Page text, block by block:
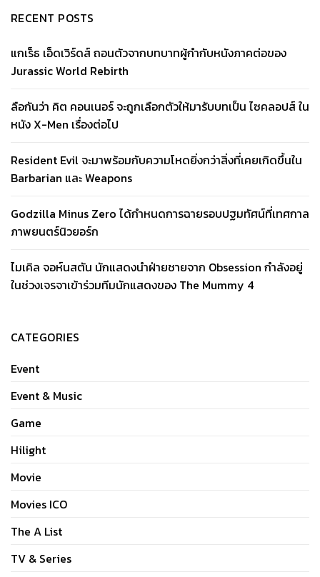
RECENT POSTS
แกเร็ธ เอ็ดเวิร์ดส์ ถอนตัวจากบทบาทผู้กำกับหนังภาคต่อของ
Jurassic World Rebirth
ลือกันว่า คิต คอนเนอร์ จะถูกเลือกตัวให้มารับบทเป็น ไซคลอปส์ ใน
หนัง X-Men เรื่องต่อไป
Resident Evil จะมาพร้อมกับความโหดยิ่งกว่าสิ่งที่เคยเกิดขึ้นใน
Barbarian และ Weapons
Godzilla Minus Zero ได้กำหนดการฉายรอบปฐมทัศน์ที่เทศกาล
ภาพยนตร์นิวยอร์ก
ไมเคิล จอห์นสตัน นักแสดงนำฝ่ายชายจาก Obsession กำลังอยู่
ในช่วงเจรจาเข้าร่วมทีมนักแสดงของ The Mummy 4
CATEGORIES
Event
Event & Music
Game
Hilight
Movie
Movies ICO
The A List
TV & Series